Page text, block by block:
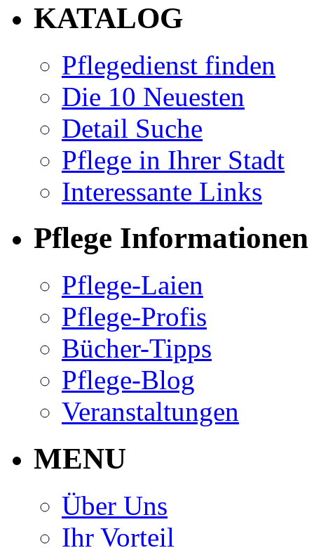
KATALOG
Pflegedienst finden
Die 10 Neuesten
Detail Suche
Pflege in Ihrer Stadt
Interessante Links
Pflege Informationen
Pflege-Laien
Pflege-Profis
Bücher-Tipps
Pflege-Blog
Veranstaltungen
MENU
Über Uns
Ihr Vorteil